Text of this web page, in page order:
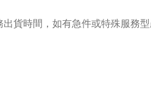
貨時間，如有急件或特殊服務